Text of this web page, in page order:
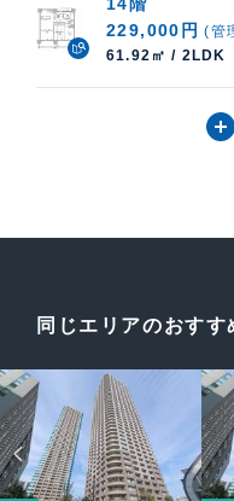
14階
229,000円 (管
61.92㎡ / 2LDK
同じエリアのおすす